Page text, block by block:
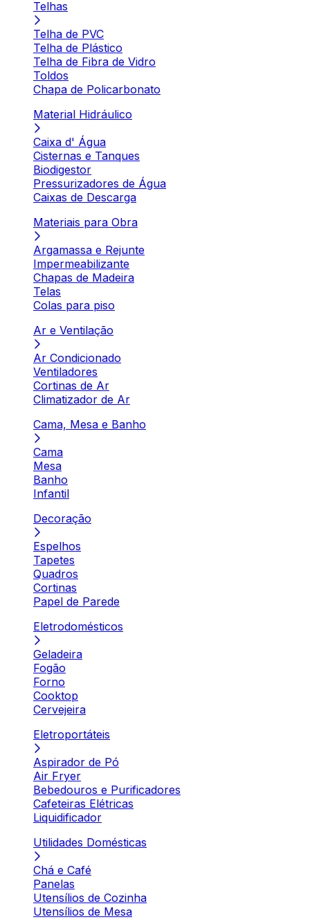
Telhas
Telha de PVC
Telha de Plástico
Telha de Fibra de Vidro
Toldos
Chapa de Policarbonato
Material Hidráulico
Caixa d' Água
Cisternas e Tanques
Biodigestor
Pressurizadores de Água
Caixas de Descarga
Materiais para Obra
Argamassa e Rejunte
Impermeabilizante
Chapas de Madeira
Telas
Colas para piso
Ar e Ventilação
Ar Condicionado
Ventiladores
Cortinas de Ar
Climatizador de Ar
Cama, Mesa e Banho
Cama
Mesa
Banho
Infantil
Decoração
Espelhos
Tapetes
Quadros
Cortinas
Papel de Parede
Eletrodomésticos
Geladeira
Fogão
Forno
Cooktop
Cervejeira
Eletroportáteis
Aspirador de Pó
Air Fryer
Bebedouros e Purificadores
Cafeteiras Elétricas
Liquidificador
Utilidades Domésticas
Chá e Café
Panelas
Utensílios de Cozinha
Utensílios de Mesa